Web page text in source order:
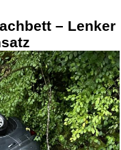
– Lenker